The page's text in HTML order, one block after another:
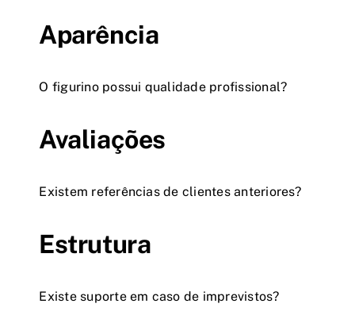
Aparência
O figurino possui qualidade profissional?
Avaliações
Existem referências de clientes anteriores?
Estrutura
Existe suporte em caso de imprevistos?